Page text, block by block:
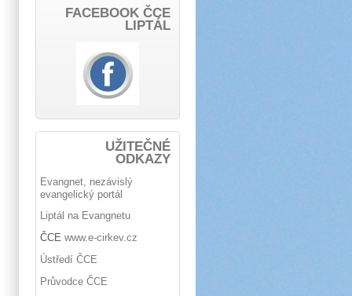
FACEBOOK ČCE
LIPTÁL
UŽITEČNÉ
ODKAZY
Evangnet, nezávislý
evangelický portál
Liptál na Evangnetu
ČCE www.e-cirkev.cz
Ústředí ČCE
Průvodce ČCE